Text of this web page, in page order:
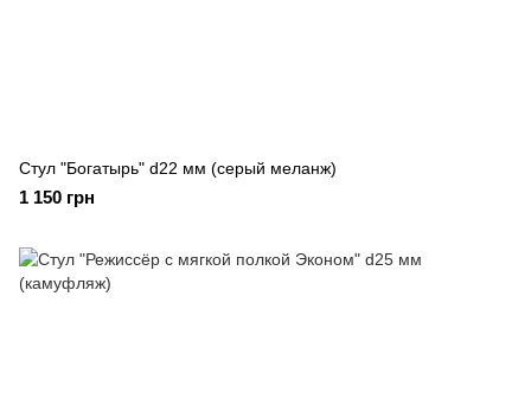
Стул "Богатырь" d22 мм (серый меланж)
1 150 грн